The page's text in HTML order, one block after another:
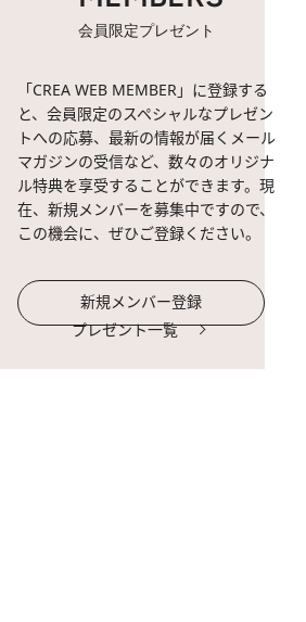
会員限定プレゼント
「CREA WEB MEMBER」に登録する
と、会員限定のスペシャルなプレゼン
トへの応募、最新の情報が届くメール
マガジンの受信など、数々のオリジナ
ル特典を享受することができます。現
在、新規メンバーを募集中ですので、
この機会に、ぜひご登録ください。
新規メンバー登録
プレゼント一覧